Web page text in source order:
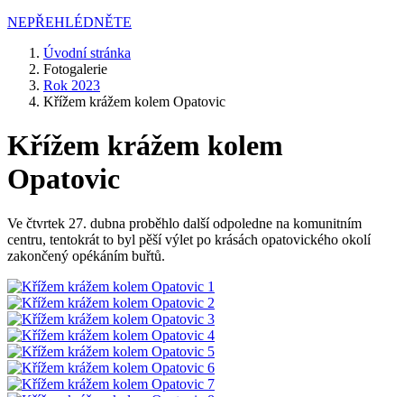
NEPŘEHLÉDNĚTE
Úvodní stránka
Fotogalerie
Rok 2023
Křížem krážem kolem Opatovic
Křížem krážem kolem
Opatovic
Ve čtvrtek 27. dubna proběhlo další odpoledne na komunitním
centru, tentokrát to byl pěší výlet po krásách opatovického okolí
zakončený opékáním buřtů.